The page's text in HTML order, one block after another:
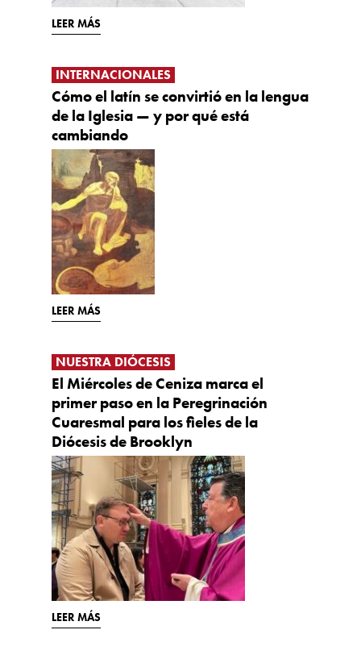
LEER MÁS
INTERNACIONALES
Cómo el latín se convirtió en la lengua
de la Iglesia — y por qué está
cambiando
LEER MÁS
NUESTRA DIÓCESIS
El Miércoles de Ceniza marca el
primer paso en la Peregrinación
Cuaresmal para los fieles de la
Diócesis de Brooklyn
LEER MÁS